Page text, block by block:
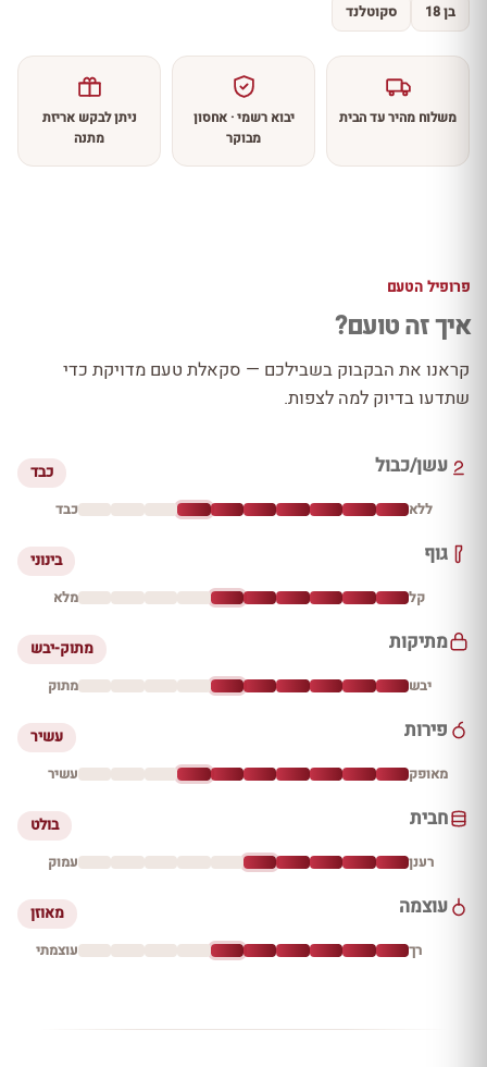
בן 18 סקוטלנד
משלוח מהיר עד הבית
יבוא רשמי · אחסון
מבוקר
ניתן לבקש אריזת
מתנה
פרופיל הטעם
איך זה טועם?
קראנו את הבקבוק בשבילכם — סקאלת טעם מדויקת כדי
שתדעו בדיוק למה לצפות.
עשן/כבול כבד
ללא כבד
גוף בינוני
קל מלא
מתיקות מתוק-יבש
יבש מתוק
פירות עשיר
מאופק עשיר
חבית בולט
רענן עמוק
עוצמה מאוזן
רך עוצמתי